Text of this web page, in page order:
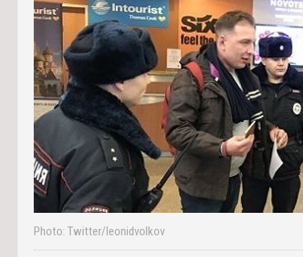
Photo: Twitter/leonidvolkov